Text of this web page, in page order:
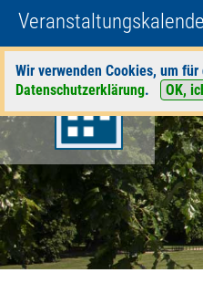
Wir verwenden Cookies, um
Datenschutzerklärung. OK,